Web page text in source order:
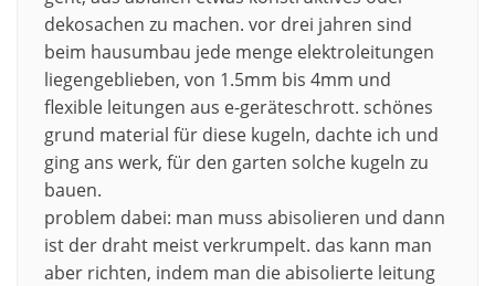
dekosachen zu machen. vor drei jahren sind
beim hausumbau jede menge elektroleitungen
liegengeblieben, von 1.5mm bis 4mm und
flexible leitungen aus e-geräteschrott. schönes
grund material für diese kugeln, dachte ich und
ging ans werk, für den garten solche kugeln zu
bauen.
problem dabei: man muss abisolieren und dann
ist der draht meist verkrumpelt. das kann man
aber richten, indem man die abisolierte leitung